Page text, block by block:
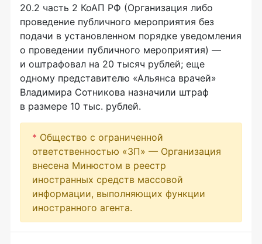
20.2 часть 2 КоАП РФ (Организация либо
проведение публичного мероприятия без
подачи в установленном порядке уведомления
о проведении публичного мероприятия) —
и оштрафовал на 20 тысяч рублей; еще
одному представителю «Альянса врачей»
Владимира Сотникова назначили штраф
в размере 10 тыс. рублей.
* Общество с ограниченной
ответственностью «ЗП» — Организация
внесена Минюстом в реестр
иностранных средств массовой
информации, выполняющих функции
иностранного агента.